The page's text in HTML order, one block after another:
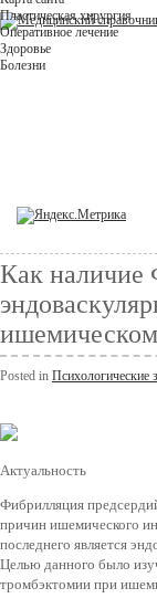
Пластическая хирургия
Оперативное лечение
Здоровье
Болезни
Как наличие
ишемическом
Posted in Психологические
Актуальность
Фибрилляция
причин ишемического
последнего является
Целью данного было
тромбэктомии при